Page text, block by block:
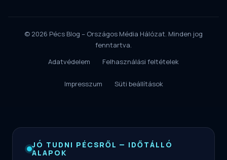
© 2026 Pécs Blog – Országos Média Hálózat. Minden jog
fenntartva.
Adatvédelem
Felhasználási feltételek
Impresszum Süti beállítások
JÓ TUDNI PÉCSRŐL — IDŐTÁLLÓ
ALAPOK